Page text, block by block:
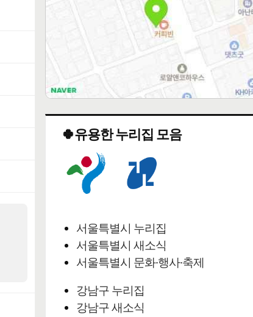
🍀유용한 누리집 모음
서울특별시 누리집
서울특별시 새소식
서울특별시 문화·행사·축제
강남구 누리집
강남구 새소식